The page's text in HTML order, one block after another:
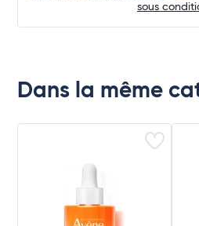
sous
Dans la même